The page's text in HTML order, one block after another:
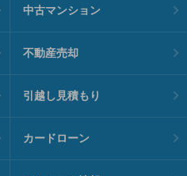
中古マンション
不動産売却
引越し見積もり
カードローン